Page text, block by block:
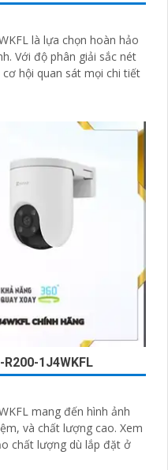
là lựa chọn hoàn hảo
hội quan sát mọi chi tiết
R200-1J4WKFL
mang đến hình ảnh
và chất lượng cao. Xem
chất lượng dù lắp đặt ở